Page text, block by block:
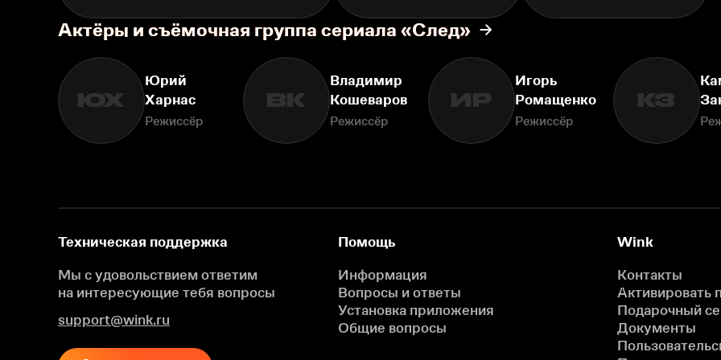
Актёры и съёмочная группа сериала «След»
ЮХ
Юрий
Харнас
Режиссёр
ВК
Владимир
Кошеваров
Режиссёр
ИР
Игорь
Ромащенко
Режиссёр
КЗ
Техническая поддержка
Мы с удовольствием ответим
на интересующие тебя вопросы
support@wink.ru
Помощь
Информация
Вопросы и ответы
Установка приложения
Общие вопросы
Wink
Контакты
Активировать
Подарочный
Документы